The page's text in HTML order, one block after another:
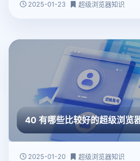
2025-01-23 超级浏览器知识
40 有哪些比较好的超级浏览
2025-01-20 超级浏览器知识